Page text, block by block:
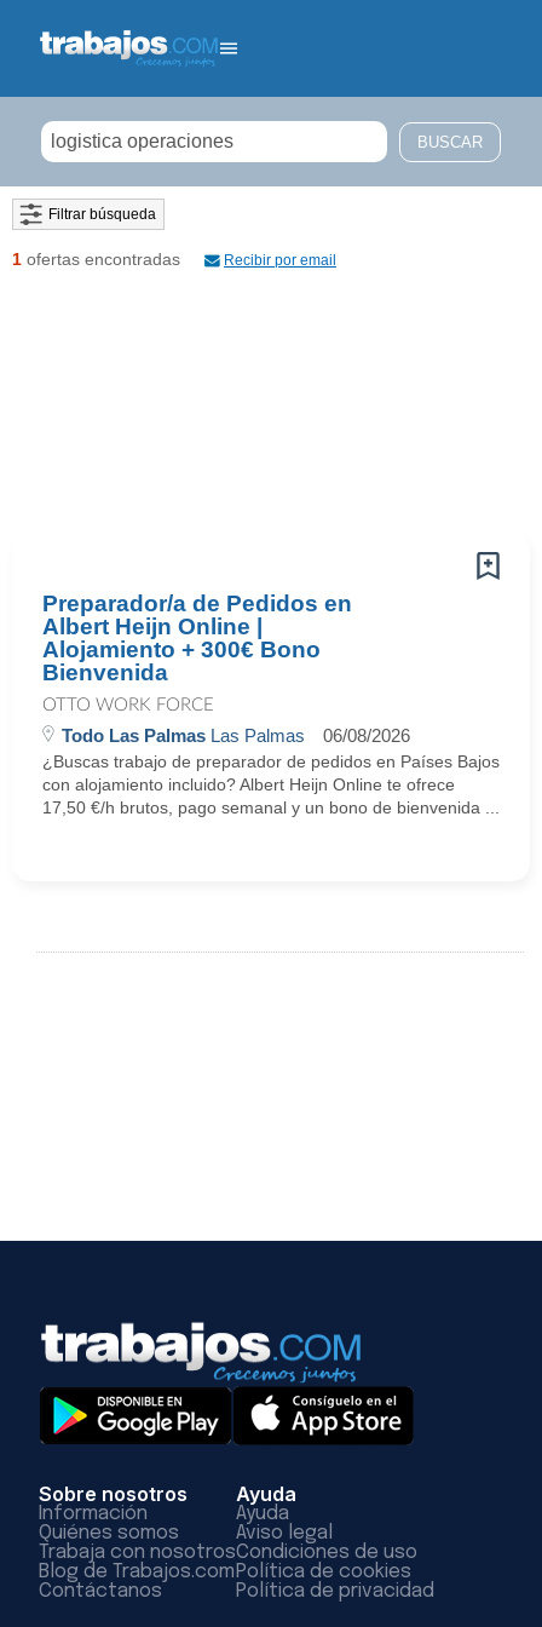
Filtrar búsqueda
1 ofertas encontradas Recibir por email
Preparador/a de Pedidos en
Albert Heijn Online |
Alojamiento + 300€ Bono
Bienvenida
OTTO WORK FORCE
Todo Las Palmas Las Palmas 06/08/2026
¿Buscas trabajo de preparador de pedidos en Países Bajos
con alojamiento incluido? Albert Heijn Online te ofrece
17,50 €/h brutos, pago semanal y un bono de bienvenida ...
Sobre nosotros
Información
Quiénes somos
Trabaja con nosotros
Blog de Trabajos.com
Contáctanos
Ayuda
Ayuda
Aviso legal
Condiciones de uso
Política de cookies
Política de privacidad